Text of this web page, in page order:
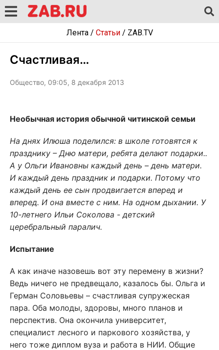
Лента/ Статьи/ ZAB.TV
Счастливая…
Общество, 09:05, 8 декабря 2013
Необычная история обычной читинской семьи
На днях Илюша поделился: в школе готовятся к
празднику – Дню матери, ребята делают подарки..
А у Ольги Ивановны каждый день – день матери.
И каждый день праздник и подарки. Потому что
каждый день ее сын продвигается вперед и
вперед. И она вместе с ним. На одном дыхании. У
10-летнего Ильи Соколова - детский
церебральный паралич.
Испытание
А как иначе назовешь вот эту перемену в жизни?
Ведь ничего не предвещало, казалось бы. Ольга и
Герман Соловьевы – счастливая супружеская
пара. Оба молоды, здоровы, много планов и
перспектив. Она окончила университет,
специалист лесного и паркового хозяйства, у
него тоже диплом вуза и работа в НИИ. Общие